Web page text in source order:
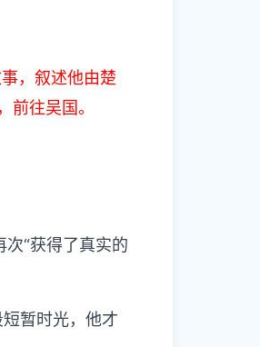
，叙述他由楚
往吴国。
“获得了真实的
暂时光，他才